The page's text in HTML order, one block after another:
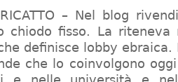
– Nel blog
chiodo fisso. La
definisce lobby ebraica.
che lo coinvolgono